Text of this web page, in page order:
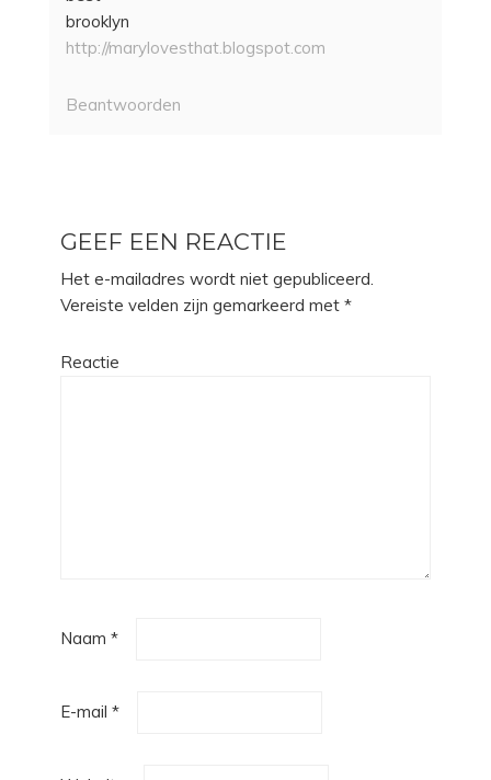
brooklyn
http://marylovesthat.blogspot.com
Beantwoorden
GEEF EEN REACTIE
Het e-mailadres wordt niet gepubliceerd.
Vereiste velden zijn gemarkeerd met *
Reactie
Naam *
E-mail *